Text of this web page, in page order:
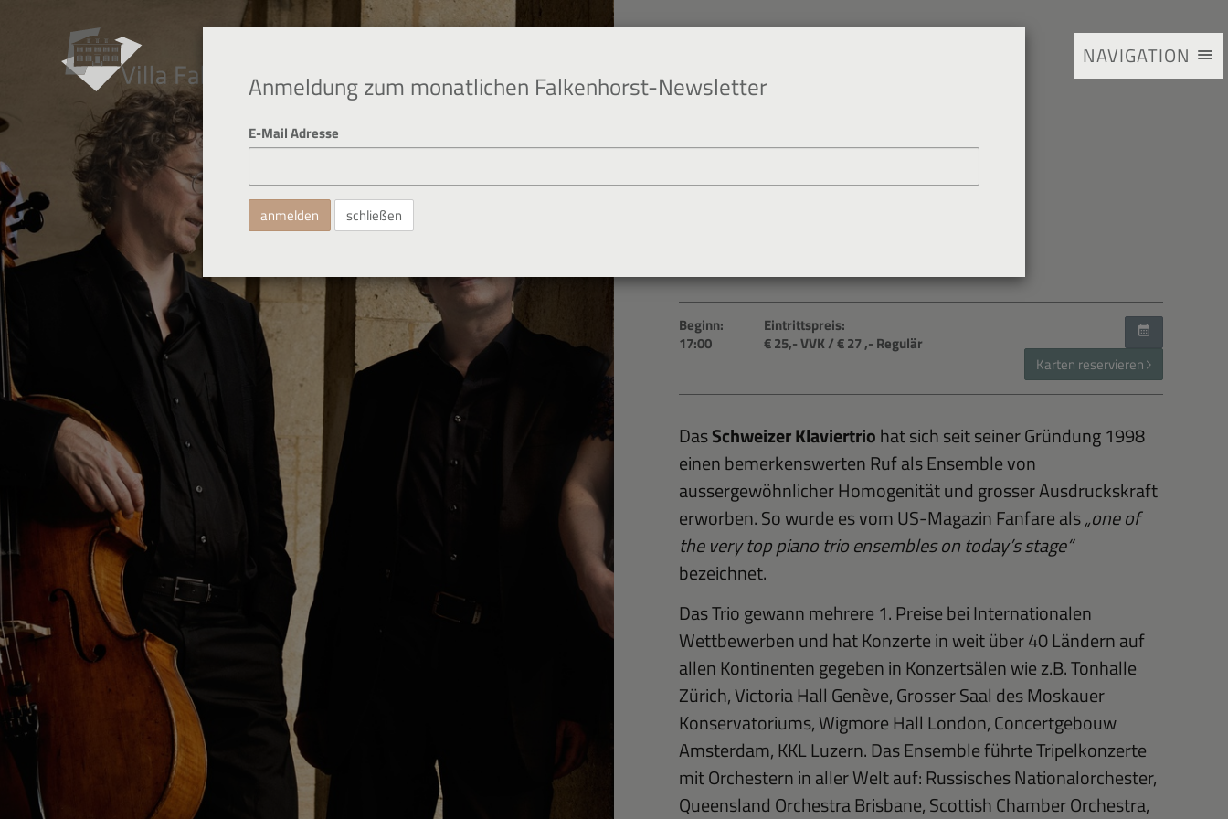
NAVIGATION
12. Nov. 2023
Beginn:
17:00
Eintrittspreis:
€ 25,- VVK/ € 27,- Regulär
Karten reservieren
DasSchweizer Klaviertriohat sich seit seiner Gründung 1998
einen bemerkenswerten Ruf als Ensemble von
aussergewöhnlicher Homogenität und grosser Ausdruckskraft
erworben. So wurde es vom US-Magazin Fanfare als„one of
the very top piano trio ensembles on today’s stage“
bezeichnet.
Das Trio gewann mehrere 1. Preise bei Internationalen
Wettbewerben und hat Konzerte in weit über 40 Ländern auf
allen Kontinenten gegeben in Konzertsälen wie z.B. Tonhalle
Zürich, Victoria Hall Genève, Grosser Saal des Moskauer
Konservatoriums, Wigmore Hall London, Concertgebouw
Amsterdam, KKL Luzern. Das Ensemble führte Tripelkonzerte
mit Orchestern in aller Welt auf: Russisches Nationalorchester,
Queensland Orchestra Brisbane, Scottish Chamber Orchestra,
Anmeldung zum monatlichen Falkenhorst-Newsletter
E-Mail Adresse
schließen